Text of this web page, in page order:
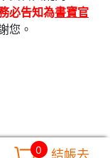
必告知為書寶官
您。
0